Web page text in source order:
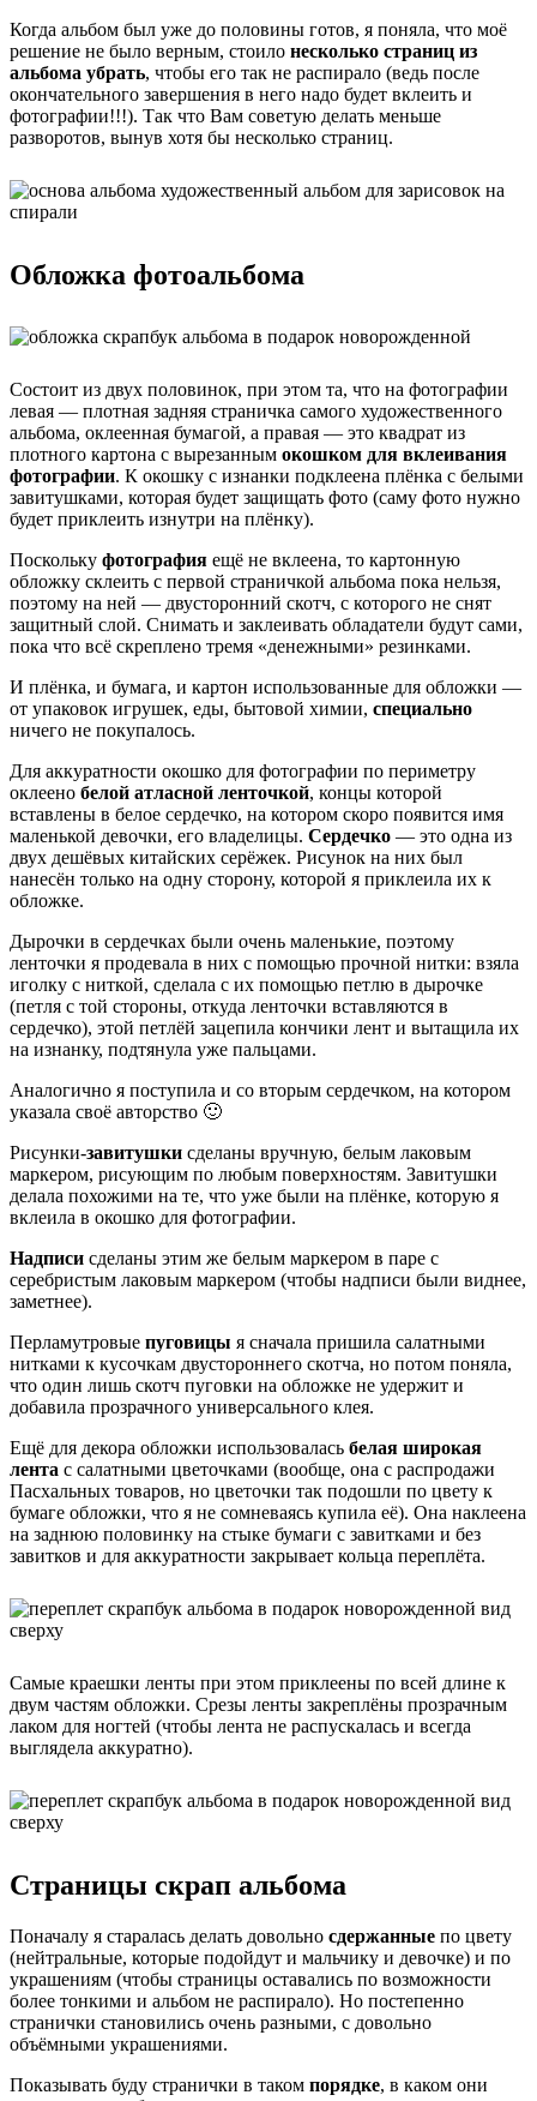
Когда альбом был уже до половины готов, я поняла, что моё
решение не было верным, стоило несколько страниц из
альбома убрать, чтобы его так не распирало (ведь после
окончательного завершения в него надо будет вклеить и
фотографии!!!). Так что Вам советую делать меньше
разворотов, вынув хотя бы несколько страниц.
Обложка фотоальбома
Состоит из двух половинок, при этом та, что на фотографии
левая — плотная задняя страничка самого художественного
альбома, оклеенная бумагой, а правая — это квадрат из
плотного картона с вырезанным окошком для вклеивания
фотографии. К окошку с изнанки подклеена плёнка с белыми
завитушками, которая будет защищать фото (саму фото нужно
будет приклеить изнутри на плёнку).
Поскольку фотография ещё не вклеена, то картонную
обложку склеить с первой страничкой альбома пока нельзя,
поэтому на ней — двусторонний скотч, с которого не снят
защитный слой. Снимать и заклеивать обладатели будут сами,
пока что всё скреплено тремя «денежными» резинками.
И плёнка, и бумага, и картон использованные для обложки —
от упаковок игрушек, еды, бытовой химии, специально
ничего не покупалось.
Для аккуратности окошко для фотографии по периметру
оклеено белой атласной ленточкой, концы которой
вставлены в белое сердечко, на котором скоро появится имя
маленькой девочки, его владелицы. Сердечко — это одна из
двух дешёвых китайских серёжек. Рисунок на них был
нанесён только на одну сторону, которой я приклеила их к
обложке.
Дырочки в сердечках были очень маленькие, поэтому
ленточки я продевала в них с помощью прочной нитки: взяла
иголку с ниткой, сделала с их помощью петлю в дырочке
(петля с той стороны, откуда ленточки вставляются в
сердечко), этой петлёй зацепила кончики лент и вытащила их
на изнанку, подтянула уже пальцами.
Аналогично я поступила и со вторым сердечком, на котором
указала своё авторство 🙂
Рисунки-завитушки сделаны вручную, белым лаковым
маркером, рисующим по любым поверхностям. Завитушки
делала похожими на те, что уже были на плёнке, которую я
вклеила в окошко для фотографии.
Надписи сделаны этим же белым маркером в паре с
серебристым лаковым маркером (чтобы надписи были виднее,
заметнее).
Перламутровые пуговицы я сначала пришила салатными
нитками к кусочкам двустороннего скотча, но потом поняла,
что один лишь скотч пуговки на обложке не удержит и
добавила прозрачного универсального клея.
Ещё для декора обложки использовалась белая широкая
лента с салатными цветочками (вообще, она с распродажи
Пасхальных товаров, но цветочки так подошли по цвету к
бумаге обложки, что я не сомневаясь купила её). Она наклеена
на заднюю половинку на стыке бумаги с завитками и без
завитков и для аккуратности закрывает кольца переплёта.
Самые краешки ленты при этом приклеены по всей длине к
двум частям обложки. Срезы ленты закреплёны прозрачным
лаком для ногтей (чтобы лента не распускалась и всегда
выглядела аккуратно).
Страницы скрап альбома
Поначалу я старалась делать довольно сдержанные по цвету
(нейтральные, которые подойдут и мальчику и девочке) и по
украшениям (чтобы страницы оставались по возможности
более тонкими и альбом не распирало). Но постепенно
странички становились очень разными, с довольно
объёмными украшениями.
Показывать буду странички в таком порядке, в каком они